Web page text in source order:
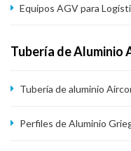
Equipos AGV para
Tubería de Aluminio
Tubería de aluminio
Perfiles de Aluminio